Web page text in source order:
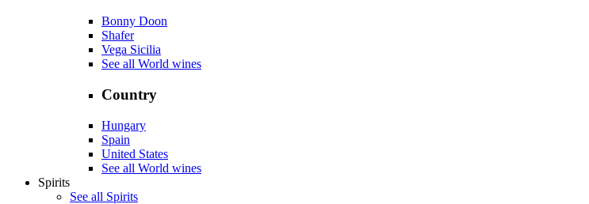
Bonny Doon
Shafer
Vega Sicilia
See all World wines
Country
Hungary
Spain
United States
See all World wines
Spirits
See all Spirits